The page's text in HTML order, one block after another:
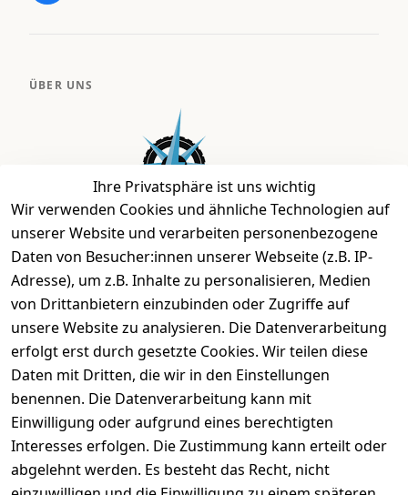
Ihre Privatsphäre ist uns wichtig
Wir verwenden Cookies und ähnliche Technologien auf
unserer Website und verarbeiten personenbezogene
Daten von Besucher:innen unserer Webseite (z.B. IP-
Adresse), um z.B. Inhalte zu personalisieren, Medien
von Drittanbietern einzubinden oder Zugriffe auf
unsere Website zu analysieren. Die Datenverarbeitung
erfolgt erst durch gesetzte Cookies. Wir teilen diese
Daten mit Dritten, die wir in den Einstellungen
benennen. Die Datenverarbeitung kann mit
Einwilligung oder aufgrund eines berechtigten
Interesses erfolgen. Die Zustimmung kann erteilt oder
abgelehnt werden. Es besteht das Recht, nicht
ÜBER UNS
Bei uns findest Du das richtige Fahrgefühl. Auf über
2.400 m² bieten wir Dir die beste Beratung zu
Kinderfahrrädern über E-MTBs bis hin zu
Lastenfahrrädern und Elektrorollern.
EINKAUFEN
› Fahrrad Aachen
› Zahlungs- und Versandbedingungen